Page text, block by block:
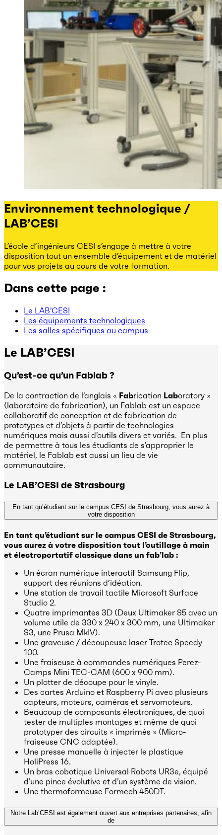
Environnement technologique /
LAB’CESI
L’école d’ingénieurs CESI s’engage à mettre à votre
disposition tout un ensemble d’équipement et de matériel
pour vos projets au cours de votre formation.
Dans cette page :
Le LAB’CESI
Les équipements technologiques
Les salles spécifiques au campus
Le LAB’CESI
Qu’est-ce qu’un Fablab ?
De la contraction de l’anglais « Fabrication Laboratory »
(laboratoire de fabrication), un Fablab est un espace
collaboratif de conception et de fabrication de
prototypes et d’objets à partir de technologies
numériques mais aussi d’outils divers et variés. En plus
de permettre à tous les étudiants de s’approprier le
matériel, le Fablab est aussi un lieu de vie
communautaire.
Le LAB’CESI de Strasbourg
En tant qu’étudiant sur le campus CESI de Strasbourg, vous aurez à
votre disposition
En tant qu’étudiant sur le campus CESI de Strasbourg,
vous aurez à votre disposition tout l’outillage à main
et électroportatif classique dans un fab’lab :
Un écran numérique interactif Samsung Flip,
support des réunions d’idéation.
Une station de travail tactile Microsoft Surface
Studio 2.
Quatre imprimantes 3D (Deux Ultimaker S5 avec un
volume utile de 330 x 240 x 300 mm, une Ultimaker
S3, une Prusa MkIV).
Une graveuse / découpeuse laser Trotec Speedy
100.
Une fraiseuse à commandes numériques Perez-
Camps Mini TEC-CAM (600 x 900 mm).
Un plotter de découpe pour le vinyle.
Des cartes Arduino et Raspberry Pi avec plusieurs
capteurs, moteurs, caméras et servomoteurs.
Beaucoup de composants électroniques, de quoi
tester de multiples montages et même de quoi
prototyper des circuits « imprimés » (Micro-
fraiseuse CNC adaptée).
Une presse manuelle à injecter le plastique
HoliPress 16.
Un bras cobotique Universal Robots UR3e, équipé
d’une pince évolutive et d’un système de vision.
Une thermoformeuse Formech 450DT.
Notre Lab’CESI est également ouvert aux entreprises partenaires, afin
de